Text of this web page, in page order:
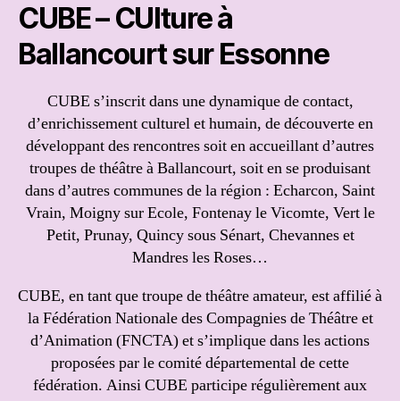
CUBE – CUlture à
Ballancourt sur Essonne
CUBE s’inscrit dans une dynamique de contact,
d’enrichissement culturel et humain, de découverte en
développant des rencontres soit en accueillant d’autres
troupes de théâtre à Ballancourt, soit en se produisant
dans d’autres communes de la région : Echarcon, Saint
Vrain, Moigny sur Ecole, Fontenay le Vicomte, Vert le
Petit, Prunay, Quincy sous Sénart, Chevannes et
Mandres les Roses…
CUBE, en tant que troupe de théâtre amateur, est affilié à
la Fédération Nationale des Compagnies de Théâtre et
d’Animation (FNCTA) et s’implique dans les actions
proposées par le comité départemental de cette
fédération. Ainsi CUBE participe régulièrement aux